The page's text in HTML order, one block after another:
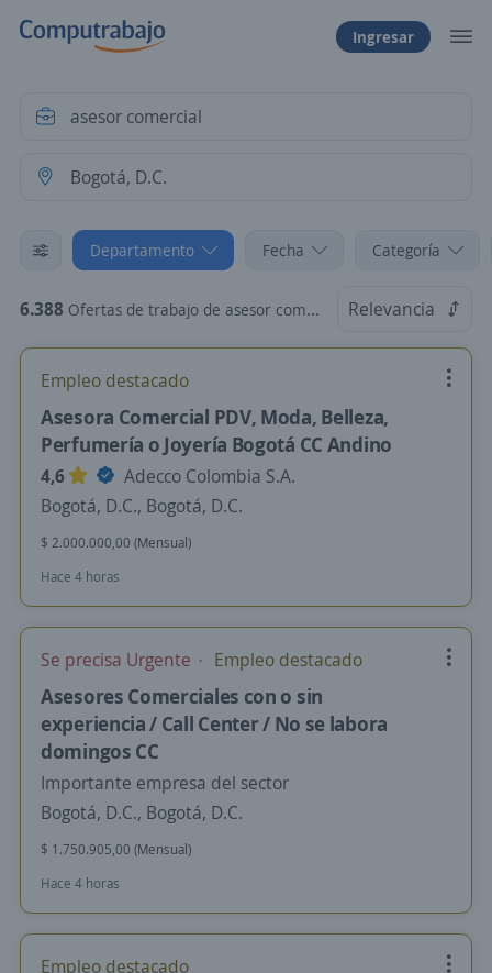
Ingresar
Departamento Fecha Categoría
6.388 Ofertas de trabajo de asesor comercial en Bogotá, D.C. Relevancia
Empleo destacado
Asesora Comercial PDV, Moda, Belleza,
Perfumería o Joyería Bogotá CC Andino
4,6
Adecco Colombia S.A.
Bogotá, D.C., Bogotá, D.C.
$ 2.000.000,00 (Mensual)
Hace 4 horas
Se precisa Urgente Empleo destacado
Asesores Comerciales con o sin
experiencia / Call Center / No se labora
domingos CC
Importante empresa del sector
Bogotá, D.C., Bogotá, D.C.
$ 1.750.905,00 (Mensual)
Hace 4 horas
Empleo destacado